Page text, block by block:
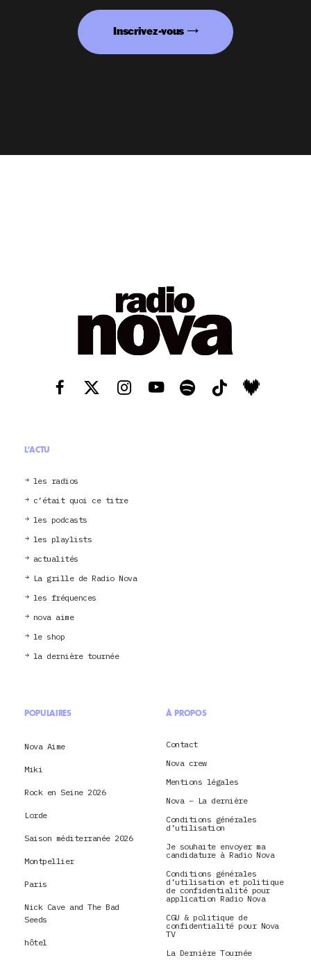
Inscrivez-vous
L'ACTU
les radios
c’était quoi ce titre
les podcasts
les playlists
actualités
La grille de Radio Nova
les fréquences
nova aime
le shop
la dernière tournée
POPULAIRES
Nova Aime
Miki
Rock en Seine 2026
Lorde
Saison méditerranée 2026
Montpellier
Paris
Nick Cave and The Bad
Seeds
hôtel
À PROPOS
Contact
Nova crew
Mentions légales
Nova – La dernière
Conditions générales
d’utilisation
Je souhaite envoyer ma
candidature à Radio Nova
Conditions générales
d’utilisation et politique
de confidentialité pour
application Radio Nova
CGU & politique de
confidentialité pour Nova
TV
La Dernière Tournée